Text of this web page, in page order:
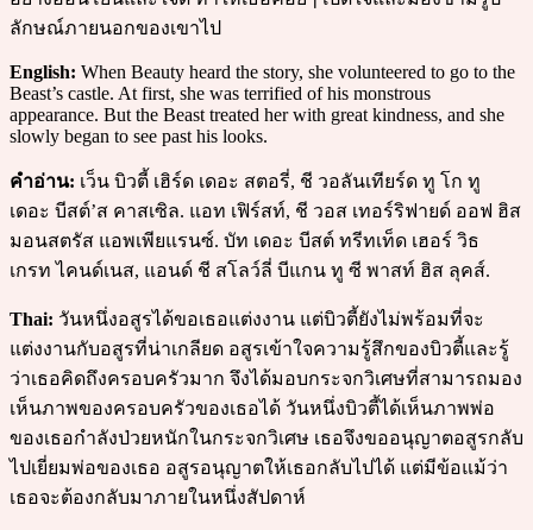
ลักษณ์ภายนอกของเขาไป
English: When Beauty heard the story, she volunteered to go to the
Beast’s castle. At first, she was terrified of his monstrous
appearance. But the Beast treated her with great kindness, and she
slowly began to see past his looks.
คำอ่าน: เว็น บิวตี้ เฮิร์ด เดอะ สตอรี่, ชี วอลันเทียร์ด ทู โก ทู
เดอะ บีสต์’ส คาสเซิล. แอท เฟิร์สท์, ชี วอส เทอร์ริฟายด์ ออฟ ฮิส
มอนสตรัส แอพเพียแรนซ์. บัท เดอะ บีสต์ ทรีทเท็ด เฮอร์ วิธ
เกรท ไคนด์เนส, แอนด์ ชี สโลว์ลี่ บีแกน ทู ซี พาสท์ ฮิส ลุคส์.
Thai: วันหนึ่งอสูรได้ขอเธอแต่งงาน แต่บิวตี้ยังไม่พร้อมที่จะ
แต่งงานกับอสูรที่น่าเกลียด อสูรเข้าใจความรู้สึกของบิวตี้และรู้
ว่าเธอคิดถึงครอบครัวมาก จึงได้มอบกระจกวิเศษที่สามารถมอง
เห็นภาพของครอบครัวของเธอได้ วันหนึ่งบิวตี้ได้เห็นภาพพ่อ
ของเธอกำลังป่วยหนักในกระจกวิเศษ เธอจึงขออนุญาตอสูรกลับ
ไปเยี่ยมพ่อของเธอ อสูรอนุญาตให้เธอกลับไปได้ แต่มีข้อแม้ว่า
เธอจะต้องกลับมาภายในหนึ่งสัปดาห์